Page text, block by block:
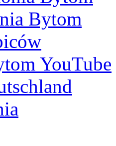
Bytom
YouTube